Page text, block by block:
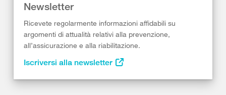
Newsletter
Ricevete regolarmente informazioni affidabili su
argomenti di attualità relativi alla prevenzione,
all’assicurazione e alla riabilitazione.
Iscriversi alla newsletter